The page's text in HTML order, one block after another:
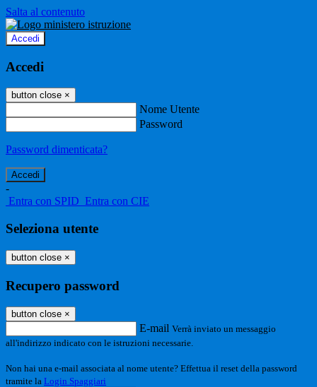
Salta al contenuto
Accedi
Accedi
button close ×
Nome Utente
Password
Password dimenticata?
-
Entra con SPID Entra con CIE
Seleziona utente
button close ×
Recupero password
button close ×
E-mail Verrà inviato un messaggio
all'indirizzo indicato con le istruzioni necessarie.
Non hai una e-mail associata al nome utente? Effettua il reset della password
tramite la Login Spaggiari